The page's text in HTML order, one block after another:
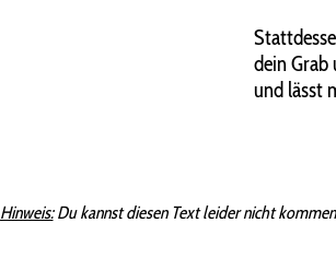
dein
und lässt
Hinweis:Du kannst diesen Text leider nicht